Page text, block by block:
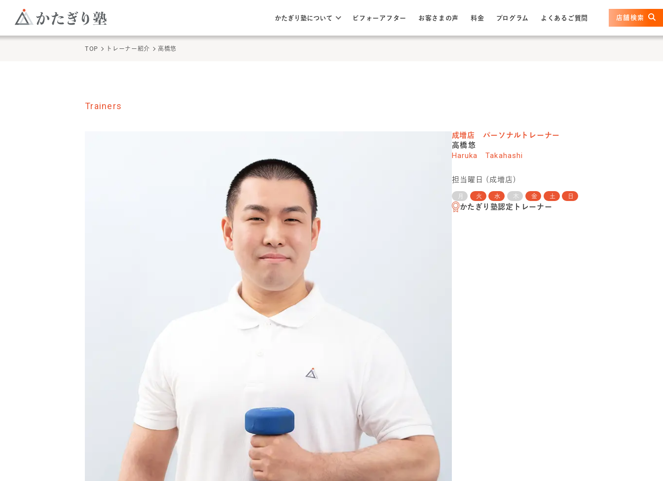
かたぎり塾について ビフォーアフター お客さまの声 料金 プログラム よくあるご質問 店舗検索
TOP トレーナー紹介 高橋悠
Trainers
成増店
パーソナルトレーナー
高橋悠
Haruka Takahashi
担当曜日 ( 成増店 )
月 火 水 木 金 土 日
かたぎり塾認定トレーナー